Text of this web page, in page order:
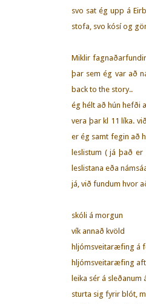
svo sat ég upp á
stofa, svo kósí og
Miklir
þar sem ég var að
back to the story..
ég hélt að hún hefði
vera þar kl 11 líka.
er ég samt fegin að
leslistum ( já það
leslistana eða
já, við fundum hvor
skóli á morgun
vík annað kvöld
hljómsveitaræfing á
hljómsveitaræfing
leika sér á sleðanum
sturta sig fyrir blót,